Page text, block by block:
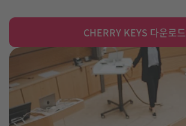
CHERRY KEYS 다운로드